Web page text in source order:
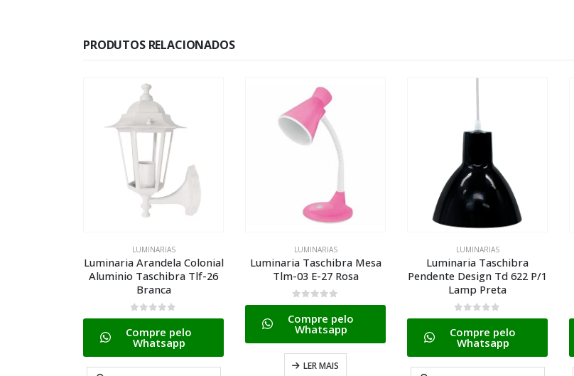
PRODUTOS RELACIONADOS
LUMINARIAS
Luminaria Arandela Colonial
Aluminio Taschibra Tlf-26
Branca
0de 5
Compre pelo
Whatsapp
LUMINARIAS
Luminaria Taschibra Mesa
Tlm-03 E-27 Rosa
0de 5
Compre pelo
Whatsapp
LER MAIS
LUMINARIAS
Luminaria Taschibra
Pendente Design Td 622 P/1
Lamp Preta
0de 5
Compre pelo
Whatsapp